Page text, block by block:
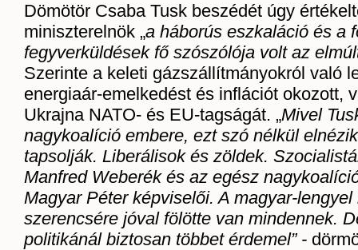
Dömötör Csaba Tusk beszédét úgy
miniszterelnök „a háborús eszkaláció és a
fegyverküldések fő szószólója volt az
Szerinte a keleti gázszállítmányokról való
energiaár-emelkedést és inflációt okozott,
Ukrajna NATO- és EU-tagságát. „Mivel
nagykoalíció embere, ezt szó nélkül
tapsolják. Liberálisok és zöldek.
Manfred Weberék és az egész
Magyar Péter képviselői. A magyar-lengyel
szerencsére jóval fölötte van mindennek.
politikánál biztosan többet érdemel” -